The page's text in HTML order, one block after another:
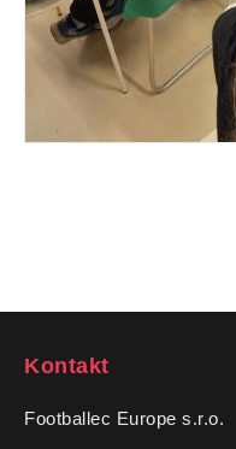
Kontakt
Footballec Europe s.r.o.